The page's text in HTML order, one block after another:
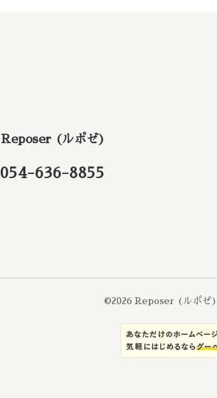
Reposer (ルポゼ)
054-636-8855
©2026 Reposer (ルポゼ)